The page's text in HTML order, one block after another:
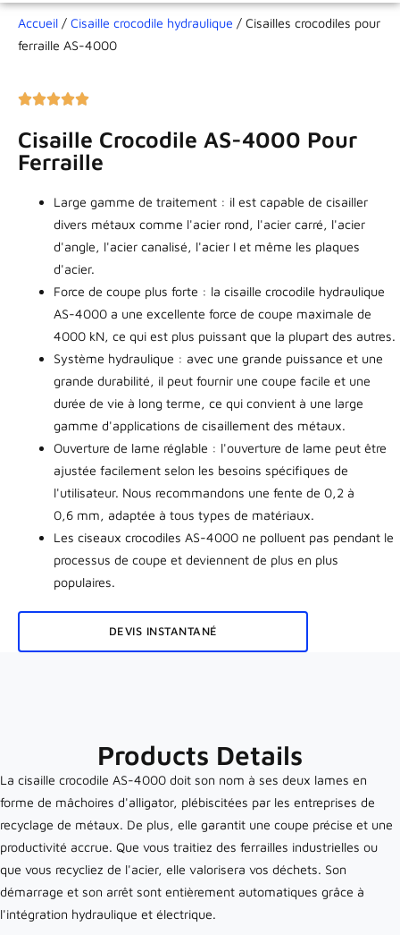
Accueil / Cisaille crocodile hydraulique / Cisailles crocodiles pour
ferraille AS-4000
Cisaille Crocodile AS-4000 Pour
Ferraille
Large gamme de traitement : il est capable de cisailler
divers métaux comme l'acier rond, l'acier carré, l'acier
d'angle, l'acier canalisé, l'acier I et même les plaques
d'acier.
Force de coupe plus forte : la cisaille crocodile hydraulique
AS-4000 a une excellente force de coupe maximale de
4000 kN, ce qui est plus puissant que la plupart des autres.
Système hydraulique : avec une grande puissance et une
grande durabilité, il peut fournir une coupe facile et une
durée de vie à long terme, ce qui convient à une large
gamme d'applications de cisaillement des métaux.
Ouverture de lame réglable : l'ouverture de lame peut être
ajustée facilement selon les besoins spécifiques de
l'utilisateur. Nous recommandons une fente de 0,2 à
0,6 mm, adaptée à tous types de matériaux.
Les ciseaux crocodiles AS-4000 ne polluent pas pendant le
processus de coupe et deviennent de plus en plus
populaires.
DEVIS INSTANTANÉ
Products Details
La cisaille crocodile AS-4000 doit son nom à ses deux lames en
forme de mâchoires d'alligator, plébiscitées par les entreprises de
recyclage de métaux. De plus, elle garantit une coupe précise et une
productivité accrue. Que vous traitiez des ferrailles industrielles ou
que vous recycliez de l'acier, elle valorisera vos déchets. Son
démarrage et son arrêt sont entièrement automatiques grâce à
l'intégration hydraulique et électrique.